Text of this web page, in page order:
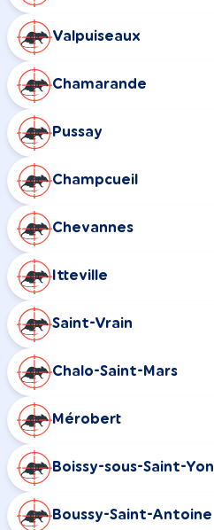
Valpuiseaux
Chamarande
Pussay
Champcueil
Chevannes
Itteville
Saint-Vrain
Chalo-Saint-Mars
Mérobert
Boissy-sous-Saint-Yon
Boussy-Saint-Antoine